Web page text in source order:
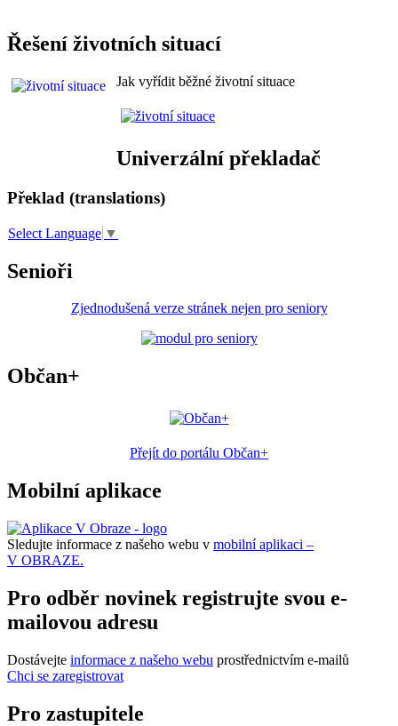
Řešení životních situací
Jak vyřídit běžné životní situace
Univerzální překladač
Překlad (translations)
Select Language ▼
Senioři
Zjednodušená verze stránek nejen pro seniory
Občan+
Přejít do portálu Občan+
Mobilní aplikace
Sledujte informace z našeho webu v mobilní aplikaci –
V OBRAZE.
Pro odběr novinek registrujte svou e-
mailovou adresu
Dostávejte informace z našeho webu prostřednictvím e-mailů
Chci se zaregistrovat
Pro zastupitele